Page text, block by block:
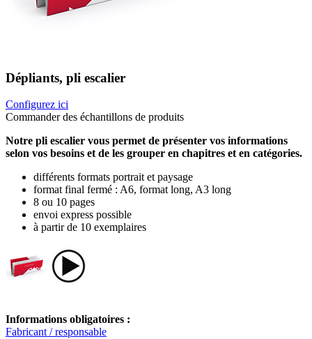
Dépliants, pli escalier
Configurez ici
Commander des échantillons de produits
Notre pli escalier vous permet de présenter vos informations
selon vos besoins et de les grouper en chapitres et en catégories.
différents formats portrait et paysage
format final fermé : A6, format long, A3 long
8 ou 10 pages
envoi express possible
à partir de 10 exemplaires
Informations obligatoires :
Fabricant / responsable